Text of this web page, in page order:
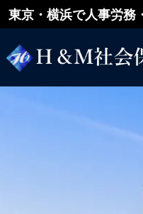
東京・横浜で人事労務